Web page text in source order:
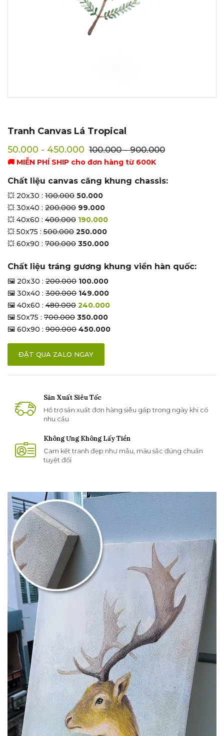
Tranh Canvas Lá Tropical
50.000 - 450.000 100.000 - 900.000
🚚 MIỄN PHÍ SHIP cho đơn hàng từ 600K
Chất liệu canvas căng khung chassis:
💥 20x30 : 100.000 50.000
💥 30x40 : 200.000 99.000
💥 40x60 : 400.000 190.000
💥 50x75 : 500.000 250.000
💥 60x90 : 700.000 350.000
Chất liệu tráng gương khung viền hàn quốc:
🖼 20x30 : 200.000 100.000
🖼 30x40 : 300.000 149.000
🖼 40x60 : 480.000 240.000
🖼 50x75 : 700.000 350.000
🖼 60x90 : 900.000 450.000
ĐẶT QUA ZALO NGAY
Sản Xuất Siêu Tốc
Hổ trợ sản xuất đơn hàng siêu gấp trong ngày khi có
nhu cầu
Không Ưng Không Lấy Tiền
Cam kết tranh đẹp như mẫu, màu sắc đúng chuẩn
tuyệt đối